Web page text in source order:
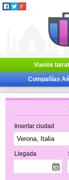
Vuelos
Compañías
Insertar ciudad
Llegada